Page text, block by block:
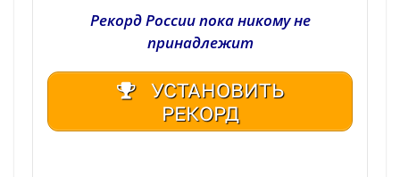
Рекорд России пока никому не
принадлежит
УСТАНОВИТЬ
РЕКОРД